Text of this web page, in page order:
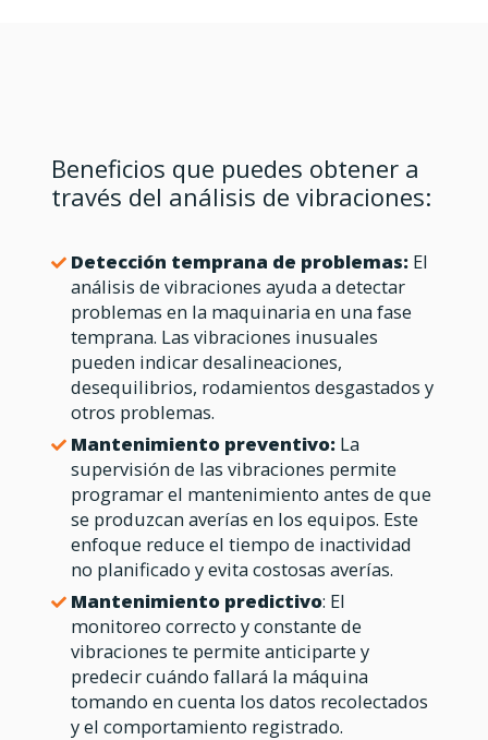
Beneficios que puedes obtener a
través del análisis de vibraciones:
Detección temprana de problemas: El
análisis de vibraciones ayuda a detectar
problemas en la maquinaria en una fase
temprana. Las vibraciones inusuales
pueden indicar desalineaciones,
desequilibrios, rodamientos desgastados y
otros problemas.
Mantenimiento preventivo:La
supervisión de las vibraciones permite
programar el mantenimiento antes de que
se produzcan averías en los equipos. Este
enfoque reduce el tiempo de inactividad
no planificado y evita costosas averías.
Mantenimiento predictivo: El
monitoreo correcto y constante de
vibraciones te permite anticiparte y
predecir cuándo fallará la máquina
tomando en cuenta los datos recolectados
y el comportamiento registrado.